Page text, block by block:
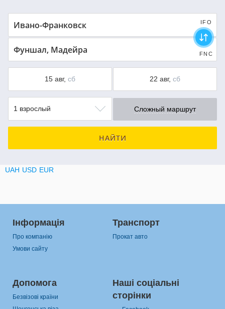
IFO
FNC
15 авг, сб 22 авг, сб
1 взрослый
НАЙТИ
Сложный маршрут
UAH USD EUR
Інформація
Про компанію
Умови сайту
Транспорт
Прокат авто
Допомога
Безвізові країни
Наші соціальні
сторінки